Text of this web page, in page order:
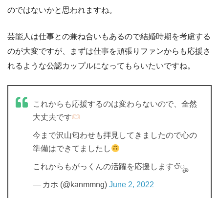
のではないかと思われますね。
芸能人は仕事との兼ね合いもあるので結婚時期を考慮する
のが大変ですが、まずは仕事を頑張りファンからも応援さ
れるような公認カップルになってもらいたいですね。
これからも応援するのは変わらないので、全然
大丈夫です
今まで沢山匂わせも拝見してきましたので心の
準備はできてましたし
これからもがっくんの活躍を応援します✩⃛ೄ
— カホ (@kanmmng) June 2, 2022